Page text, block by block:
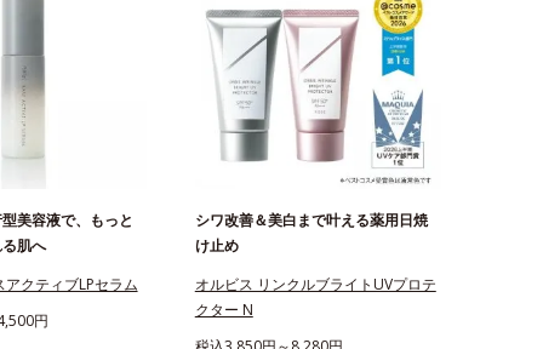
美容液で、もっと
肌へ
クティブLPセラム
円
シワ改善＆美白まで叶える薬用日焼
け止め
オルビス リンクルブライトUVプロテ
クター N